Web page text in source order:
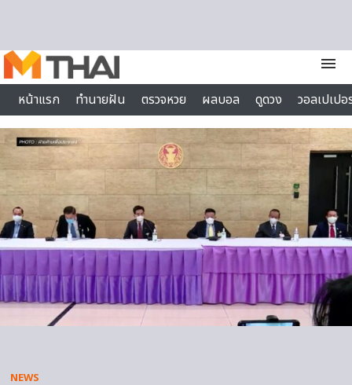
menu
หน้าแรก
ทำนายฝัน ตรวจหวย ผลบอล ดูดวง
วอลเปเป
ไลฟ์สไตล์
NEWS